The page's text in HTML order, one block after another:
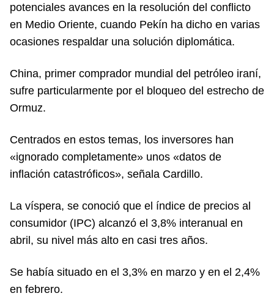
potenciales avances en la resolución del conflicto
en Medio Oriente, cuando Pekín ha dicho en varias
ocasiones respaldar una solución diplomática.
China, primer comprador mundial del petróleo iraní,
sufre particularmente por el bloqueo del estrecho de
Ormuz.
Centrados en estos temas, los inversores han
«ignorado completamente» unos «datos de
inflación catastróficos», señala Cardillo.
La víspera, se conoció que el índice de precios al
consumidor (IPC) alcanzó el 3,8% interanual en
abril, su nivel más alto en casi tres años.
Se había situado en el 3,3% en marzo y en el 2,4%
en febrero.